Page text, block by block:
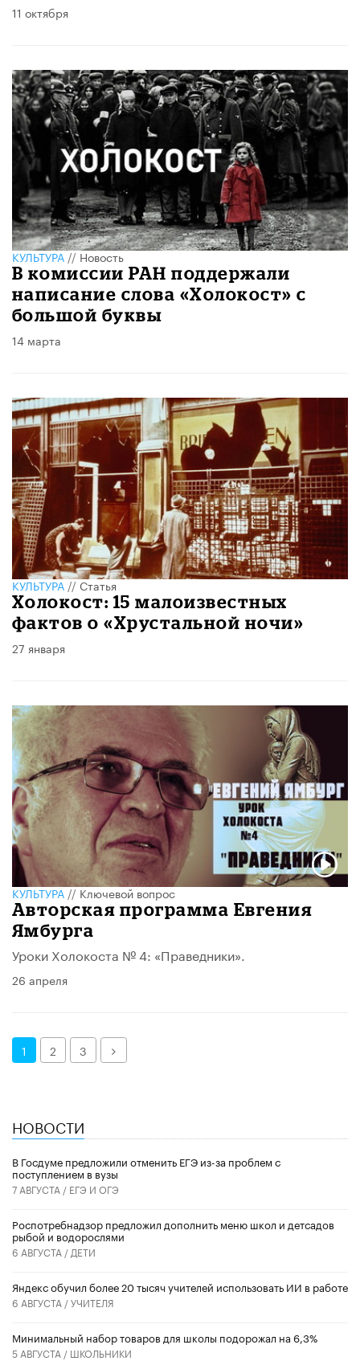
11 октября
КУЛЬТУРА//Новость
В комиссии РАН поддержали
написание слова «Холокост» с
большой буквы
14 марта
КУЛЬТУРА//Статья
Холокост: 15 малоизвестных
фактов о «Хрустальной ночи»
27 января
КУЛЬТУРА//Ключевой вопрос
Авторская программа Евгения
Ямбурга
Уроки Холокоста № 4: «Праведники».
26 апреля
1 2 3 Далее
НОВОСТИ
В Госдуме предложили отменить ЕГЭ из-за проблем с
поступлением в вузы
7 АВГУСТА / ЕГЭ И ОГЭ
Роспотребнадзор предложил дополнить меню школ и детсадов
рыбой и водорослями
6 АВГУСТА / ДЕТИ
​Яндекс обучил более 20 тысяч учителей использовать ИИ в работе
6 АВГУСТА /УЧИТЕЛЯ
Минимальный набор товаров для школы подорожал на 6,3%
5 АВГУСТА / ШКОЛЬНИКИ